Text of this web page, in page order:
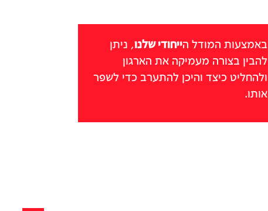
באמצעות המודל הייחודי שלנו, ניתן
להבין בצורה מעמיקה את הארגון
ולהחליט כיצד והיכן להתערב כדי לשפר
אותו.